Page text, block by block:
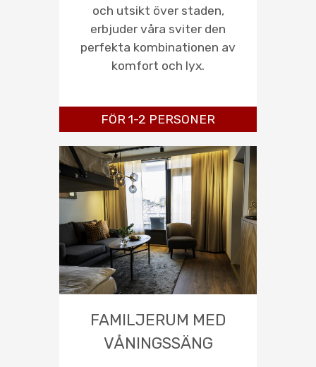
och utsikt över staden,
erbjuder våra sviter den
perfekta kombinationen av
komfort och lyx.
FÖR 1-2 PERSONER
FAMILJERUM MED
VÅNINGSSÄNG